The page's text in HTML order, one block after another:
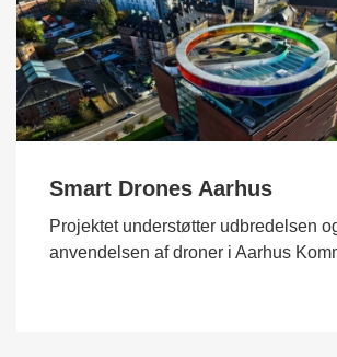
Smart Drones Aarhus
Projektet understøtter udbredelsen
anvendelsen af droner i Aarhus